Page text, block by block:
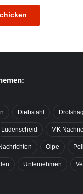
Diebstahl
Lüdenscheid MK
Olpe
Unternehmen